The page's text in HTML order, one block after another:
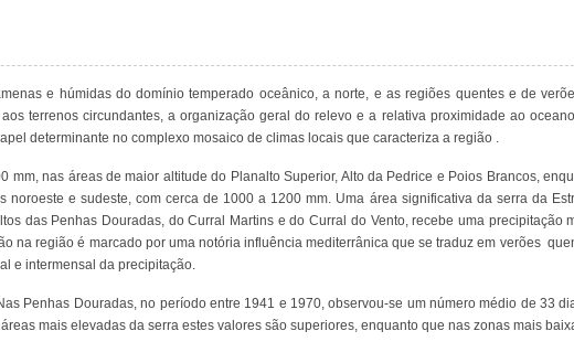
e húmidas do domínio temperado oceânico, a norte, e as regiões quentes e de
terrenos circundantes, a organização geral do relevo e a relativa proximidade ao
determinante no complexo mosaico de climas locais que caracteriza a região .
nas áreas de maior altitude do Planalto Superior, Alto da Pedrice e Poios Brancos,
noroeste e sudeste, com cerca de 1000 a 1200 mm. Uma área significativa da serra da
das Penhas Douradas, do Curral Martins e do Curral do Vento, recebe uma precipitação
na região é marcado por uma notória influência mediterrânica que se traduz em verões
e intermensal da precipitação.
Penhas Douradas, no período entre 1941 e 1970, observou-se um número médio de 33
mais elevadas da serra estes valores são superiores, enquanto que nas zonas mais